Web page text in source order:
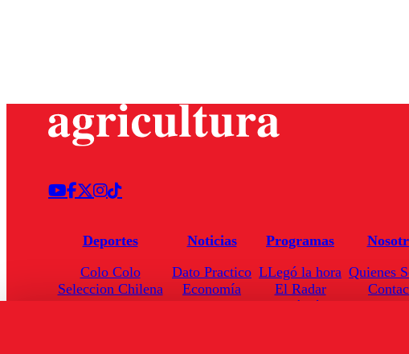
Deportes
Colo Colo
Seleccion Chilena
Noticias
Dato Practico
Economía
Programas
LLegó la hora
El Radar
Enfoqué Público
Quienes